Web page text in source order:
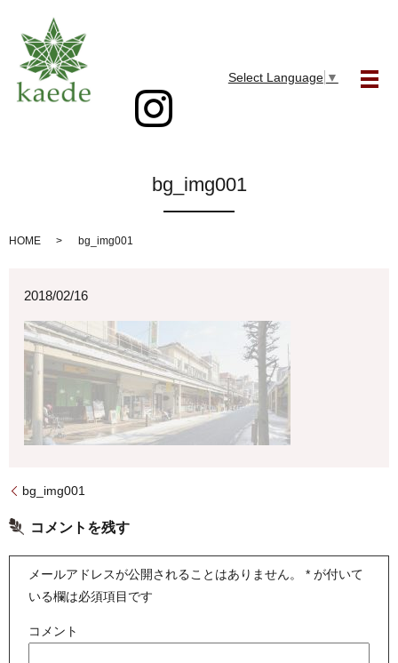
Select Language ▼
メ
bg_img001
HOME bg_img001
2018/02/16
bg_img001
コメントを残す
メールアドレスが公開されることはありません。 * が付いて
いる欄は必須項目です
コメント